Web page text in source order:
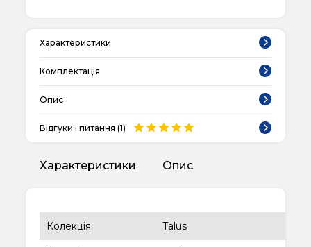
Характеристики
Комплектація
Опис
Відгуки і питання (1)
Характеристики Опис
Колекція Talus